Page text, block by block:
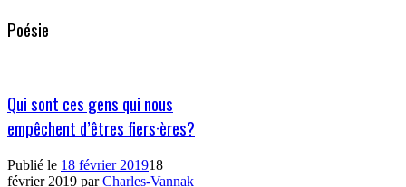
Poésie
Qui sont ces gens qui nous
empêchent d’êtres fiers·ères?
Publié le 18 février 201918
février 2019 parCharles-Vannak